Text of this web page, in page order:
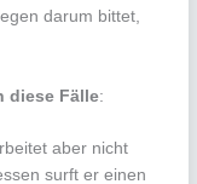
darum bittet,
diese Fälle:
aber nicht
surft er einen